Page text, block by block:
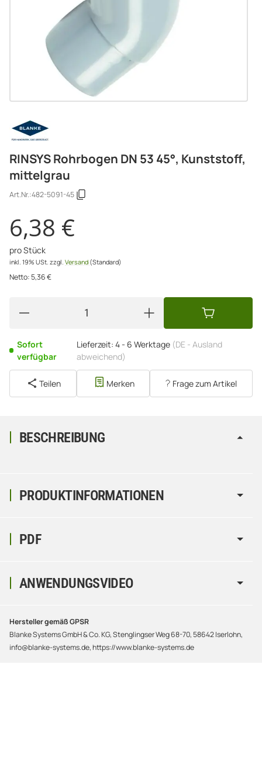
RINSYS Rohrbogen DN 53 45°, Kunststoff,
mittelgrau
Art.Nr.:482-5091-45
6,38 €
pro Stück
inkl. 19% USt. zzgl. Versand (Standard)
Netto:5,36€
Sofort
verfügbar
Lieferzeit: 4 - 6 Werktage (DE - Ausland
abweichend)
Teilen Merken Frage zum Artikel
PRODUKTINFORMATIONEN
BESCHREIBUNG
PDF
ANWENDUNGSVIDEO
Hersteller gemäß GPSR
Blanke Systems GmbH & Co. KG, Stenglingser Weg 68-70, 58642 Iserlohn,
info@blanke-systems.de, https://www.blanke-systems.de